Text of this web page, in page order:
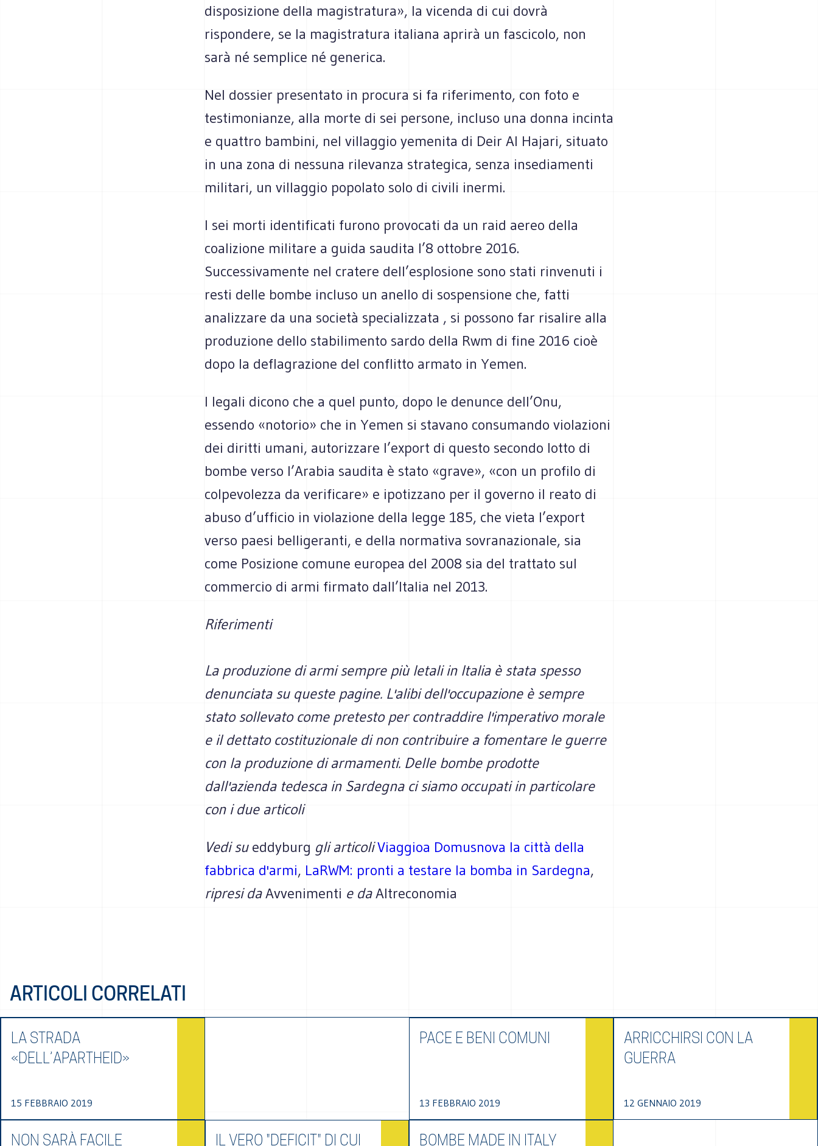
disposizione della magistratura», la vicenda di cui dovrà
rispondere, se la magistratura italiana aprirà un fascicolo, non
sarà né semplice né generica.
Nel dossier presentato in procura si fa riferimento, con foto e
testimonianze, alla morte di sei persone, incluso una donna incinta
e quattro bambini, nel villaggio yemenita di Deir Al Hajari, situato
in una zona di nessuna rilevanza strategica, senza insediamenti
militari, un villaggio popolato solo di civili inermi.
I sei morti identificati furono provocati da un raid aereo della
coalizione militare a guida saudita l’8 ottobre 2016.
Successivamente nel cratere dell’esplosione sono stati rinvenuti i
resti delle bombe incluso un anello di sospensione che, fatti
analizzare da una società specializzata , si possono far risalire alla
produzione dello stabilimento sardo della Rwm di fine 2016 cioè
dopo la deflagrazione del conflitto armato in Yemen.
I legali dicono che a quel punto, dopo le denunce dell’Onu,
essendo «notorio» che in Yemen si stavano consumando violazioni
dei diritti umani, autorizzare l’export di questo secondo lotto di
bombe verso l’Arabia saudita è stato «grave», «con un profilo di
colpevolezza da verificare» e ipotizzano per il governo il reato di
abuso d’ufficio in violazione della legge 185, che vieta l’export
verso paesi belligeranti, e della normativa sovranazionale, sia
come Posizione comune europea del 2008 sia del trattato sul
commercio di armi firmato dall’Italia nel 2013.
Riferimenti
La produzione di armi sempre più letali in Italia è stata spesso
denunciata su queste pagine. L'alibi dell'occupazione è sempre
stato sollevato come pretesto per contraddire l'imperativo morale
e il dettato costituzionale di non contribuire a fomentare le guerre
con la produzione di armamenti. Delle bombe prodotte
dall'azienda tedesca in Sardegna ci siamo occupati in particolare
con i due articoli
Vedi su eddyburg gli articoliViaggioa Domusnova la città della
fabbrica d'armi, LaRWM: pronti a testare la bomba in Sardegna,
ripresi daAvvenimenti e daAltreconomia
ARTICOLI CORRELATI
LA STRADA
«DELL’APARTHEID»
15 FEBBRAIO 2019
PACE E BENI COMUNI
13 FEBBRAIO 2019
ARRICCHIRSI CON LA
GUERRA
12 GENNAIO 2019
NON SARÀ FACILE IL VERO "DEFICIT" DI CUI BOMBE MADE IN ITALY